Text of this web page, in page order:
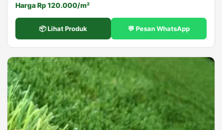
Harga Rp 120.000/m²
📦 Lihat Produk 💬 Pesan WhatsApp